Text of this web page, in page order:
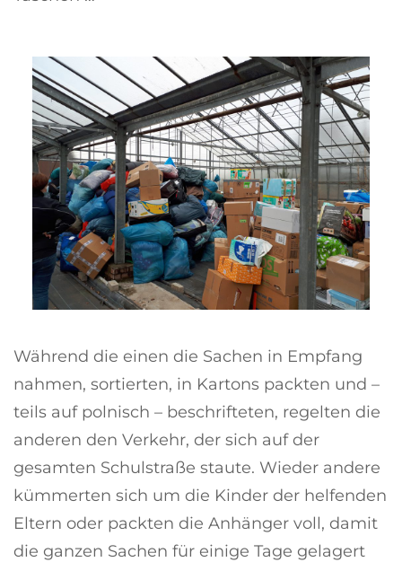
Während die einen die Sachen in Empfang
nahmen, sortierten, in Kartons packten und –
teils auf polnisch – beschrifteten, regelten die
anderen den Verkehr, der sich auf der
gesamten Schulstraße staute. Wieder andere
kümmerten sich um die Kinder der helfenden
Eltern oder packten die Anhänger voll, damit
die ganzen Sachen für einige Tage gelagert